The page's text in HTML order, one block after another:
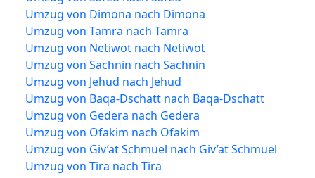
Umzug von Dimona nach Dimona
Umzug von Tamra nach Tamra
Umzug von Netiwot nach Netiwot
Umzug von Sachnin nach Sachnin
Umzug von Jehud nach Jehud
Umzug von Baqa-Dschatt nach Baqa-Dschatt
Umzug von Gedera nach Gedera
Umzug von Ofakim nach Ofakim
Umzug von Giv’at Schmuel nach Giv’at Schmuel
Umzug von Tira nach Tira